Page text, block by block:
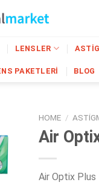
LENSLER
PAKETLERI BLOG
HOME /
Air
Air Optix Plus